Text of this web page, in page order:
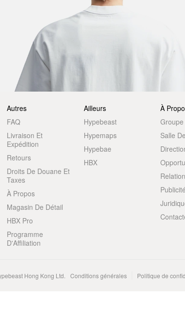
Autres
FAQ
Livraison Et
Expédition
Retours
Droits De Douane Et
Taxes
À Propos
Magasin De Détail
HBX Pro
Programme
D'Affiliation
Ailleurs
Hypebeast
Hypemaps
Hypebae
HBX
À
Salle
Publicité
Hong Kong Ltd. Conditions générales Politique de